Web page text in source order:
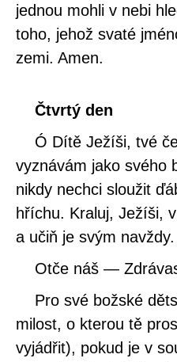
jednou mohli v nebi
toho, jehož svaté
zemi. Amen.
Čtvrtý den
Ó Dítě Ježíši, tvé
vyznávám jako svého
nikdy nechci sloužit
hříchu. Kraluj, Ježíši,
a učiň je svým navždy.
Otče náš —
Pro své božské
milost, o kterou tě
vyjádřit), pokud je v